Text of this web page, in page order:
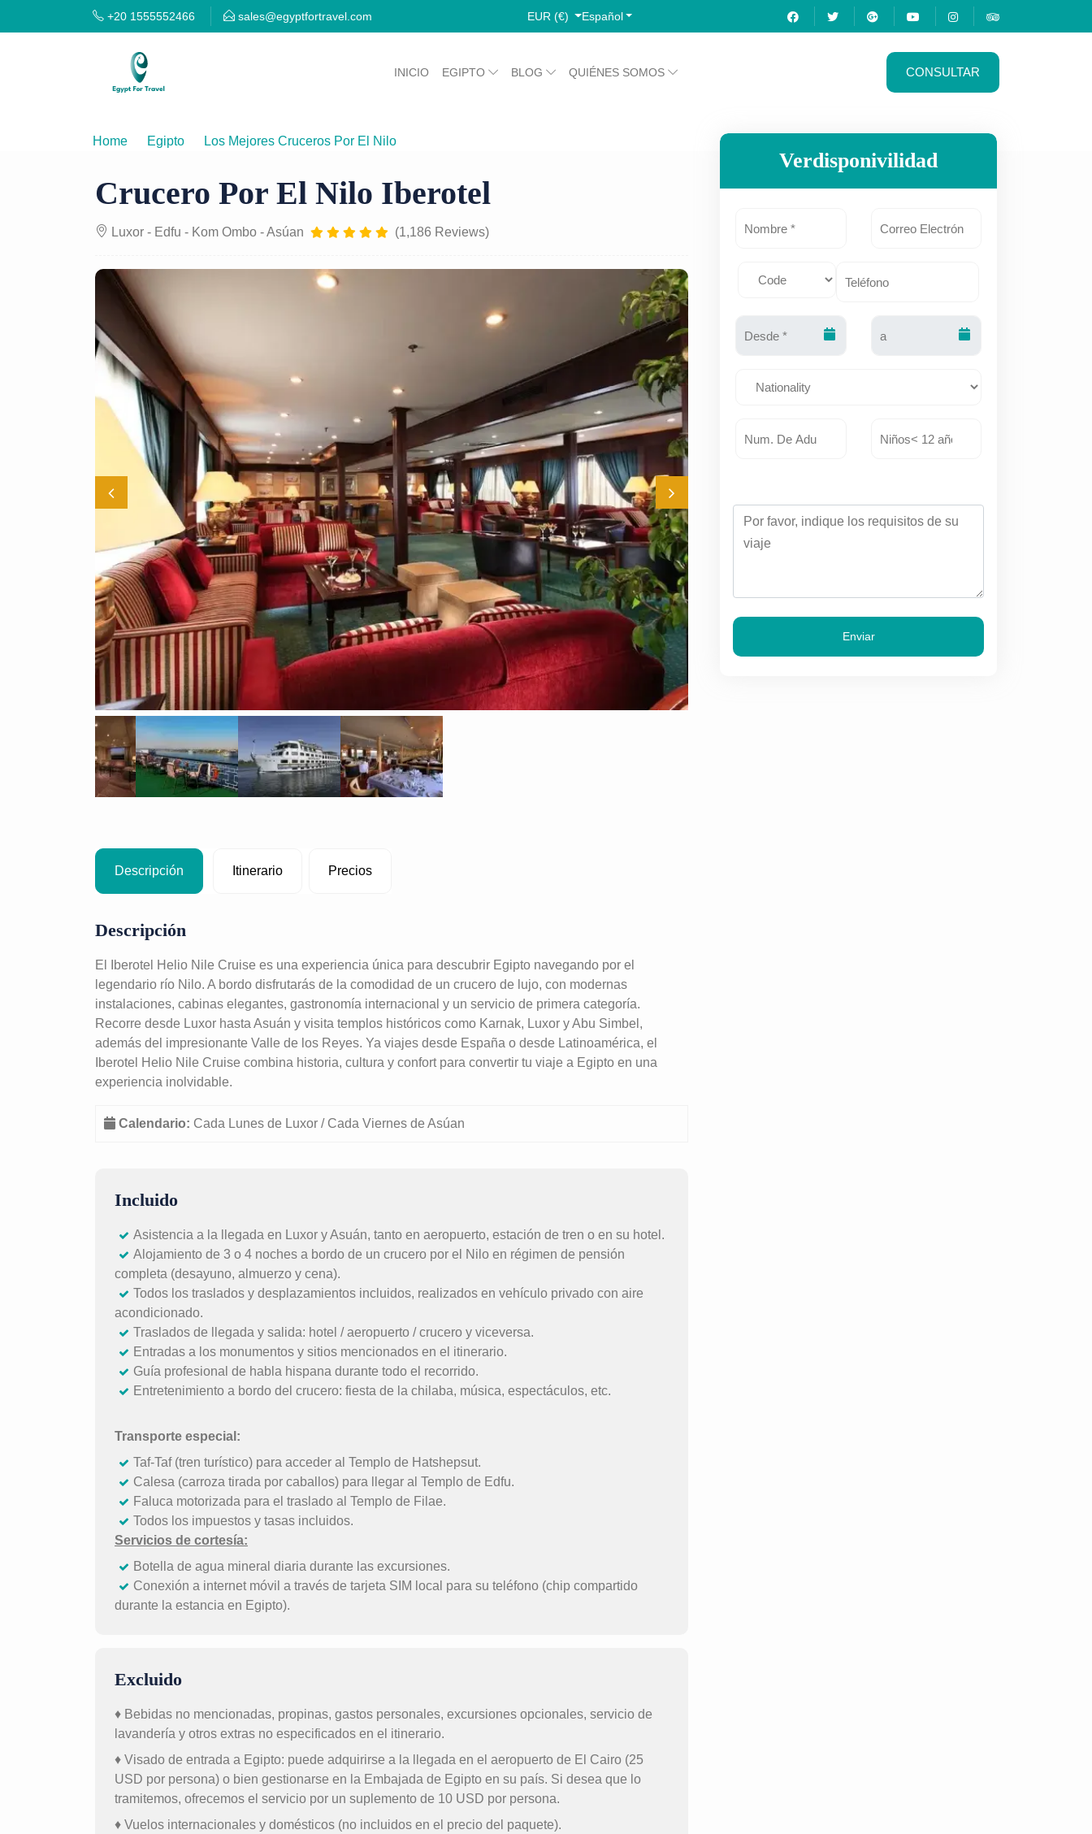
+20 1555552466 sales@egyptfortravel.com EUR (€) Español
INICIO EGIPTO BLOG QUIÉNES SOMOS CONSULTAR
Home Egipto Los Mejores Cruceros Por El Nilo
Crucero Por El Nilo Iberotel
Luxor - Edfu - Kom Ombo - Asúan (1,186 Reviews)
Descripción Itinerario Precios
Descripción
El Iberotel Helio Nile Cruise es una experiencia única para descubrir Egipto navegando por el
legendario río Nilo. A bordo disfrutarás de la comodidad de un crucero de lujo, con modernas
instalaciones, cabinas elegantes, gastronomía internacional y un servicio de primera categoría.
Recorre desde Luxor hasta Asuán y visita templos históricos como Karnak, Luxor y Abu Simbel,
además del impresionante Valle de los Reyes. Ya viajes desde España o desde Latinoamérica, el
Iberotel Helio Nile Cruise combina historia, cultura y confort para convertir tu viaje a Egipto en una
experiencia inolvidable.
Calendario: Cada Lunes de Luxor / Cada Viernes de Asúan
Incluido
Asistencia a la llegada en Luxor y Asuán, tanto en aeropuerto, estación de tren o en su hotel.
Alojamiento de 3 o 4 noches a bordo de un crucero por el Nilo en régimen de pensión
completa (desayuno, almuerzo y cena).
Todos los traslados y desplazamientos incluidos, realizados en vehículo privado con aire
acondicionado.
Traslados de llegada y salida: hotel / aeropuerto / crucero y viceversa.
Entradas a los monumentos y sitios mencionados en el itinerario.
Guía profesional de habla hispana durante todo el recorrido.
Entretenimiento a bordo del crucero: fiesta de la chilaba, música, espectáculos, etc.
Transporte especial:
Taf-Taf (tren turístico) para acceder al Templo de Hatshepsut.
Calesa (carroza tirada por caballos) para llegar al Templo de Edfu.
Faluca motorizada para el traslado al Templo de Filae.
Todos los impuestos y tasas incluidos.
Servicios de cortesía:
Botella de agua mineral diaria durante las excursiones.
Conexión a internet móvil a través de tarjeta SIM local para su teléfono (chip compartido
durante la estancia en Egipto).
Excluido
♦ Bebidas no mencionadas, propinas, gastos personales, excursiones opcionales, servicio de
lavandería y otros extras no especificados en el itinerario.
♦ Visado de entrada a Egipto: puede adquirirse a la llegada en el aeropuerto de El Cairo (25
USD por persona) o bien gestionarse en la Embajada de Egipto en su país. Si desea que lo
tramitemos, ofrecemos el servicio por un suplemento de 10 USD por persona.
♦ Vuelos internacionales y domésticos (no incluidos en el precio del paquete).
Verdisponivilidad
Enviar